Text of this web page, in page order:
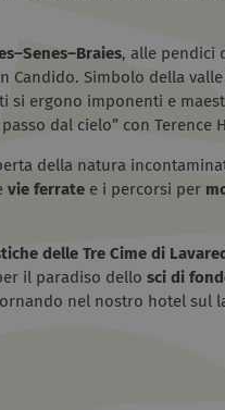
, alle pendici
Candido. Simbolo della
ergono imponenti e
dal cielo” con Terence
della natura
vie ferratee i percorsi per
delle Tre Cime di
il paradiso dello sci di
nel nostro hotel sul